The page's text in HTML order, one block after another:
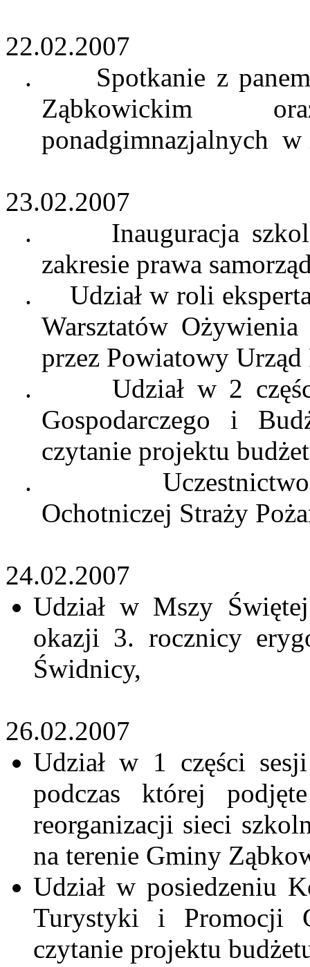
22.02.2007
.
Spotkanie z
Ząbkowickim
ponadgimnazjalnych w
23.02.2007
.
Inauguracja
zakresie prawa
.
Udział w roli
Warsztatów Ożywienia
przez Powiatowy
.
Udział w 2
Gospodarczego i
czytanie projektu
.
Ochotniczej Straży
24.02.2007
Udział w Mszy
okazji 3. rocznicy
Świdnicy,
26.02.2007
Udział w 1 części
podczas której
reorganizacji sieci
na terenie Gminy
Udział w posiedzeniu
Turystyki i Promocji
czytanie projektu